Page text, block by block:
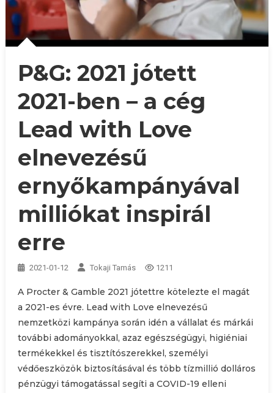
P&G: 2021 jótett
2021-ben – a cég
Lead with Love
elnevezésű
ernyőkampányával
milliókat inspirál
erre
2021-01-12 Tokaji Tamás 1211
A Procter & Gamble 2021 jótettre kötelezte el magát
a 2021-es évre. Lead with Love elnevezésű
nemzetközi kampánya során idén a vállalat és márkái
további adományokkal, azaz egészségügyi, higiéniai
termékekkel és tisztítószerekkel, személyi
védőeszközök biztosításával és több tízmillió dolláros
pénzügyi támogatással segíti a COVID-19 elleni